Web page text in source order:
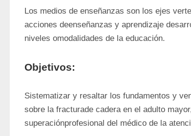
Los medios de enseñanzas son los ejes
acciones deenseñanzas y aprendizaje
niveles omodalidades de la educación.
Objetivos:
Sistematizar y resaltar los fundamentos y
sobre la fracturade cadera en el adulto
superaciónprofesional del médico de la